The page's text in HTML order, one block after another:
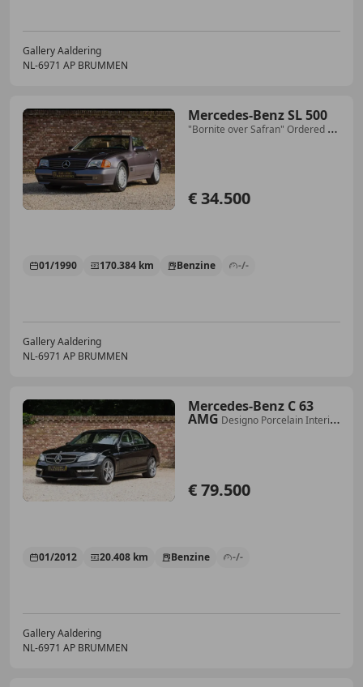
Gallery Aaldering
NL-6971 AP BRUMMEN
Mercedes-Benz SL 500
"Bornite over Safran" Ordered by
€ 34.500
01/1990 170.384 km Benzine -/-
Gallery Aaldering
NL-6971 AP BRUMMEN
Mercedes-Benz C 63
AMG Designo Porcelain Interior
€ 79.500
01/2012 20.408 km Benzine -/-
Gallery Aaldering
NL-6971 AP BRUMMEN